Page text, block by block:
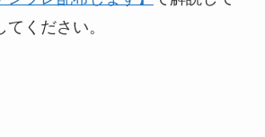
ください。